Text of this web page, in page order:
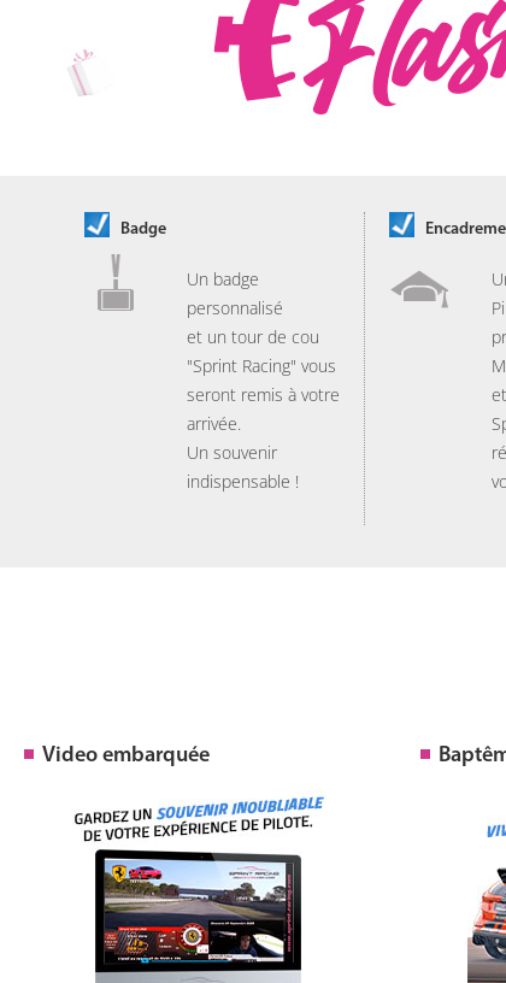
Badge
Un badge
personnalisé
et un tour de cou
"Sprint Racing" vous
seront remis à votre
arrivée.
Un souvenir
indispensable !
Video embarquée